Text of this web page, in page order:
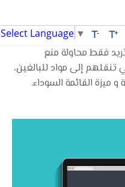
Select Language ▼ T+
T-
فقط محاولة منع
تنقلهم إلى مواد للبالغين،
ميزة القائمة السوداء.